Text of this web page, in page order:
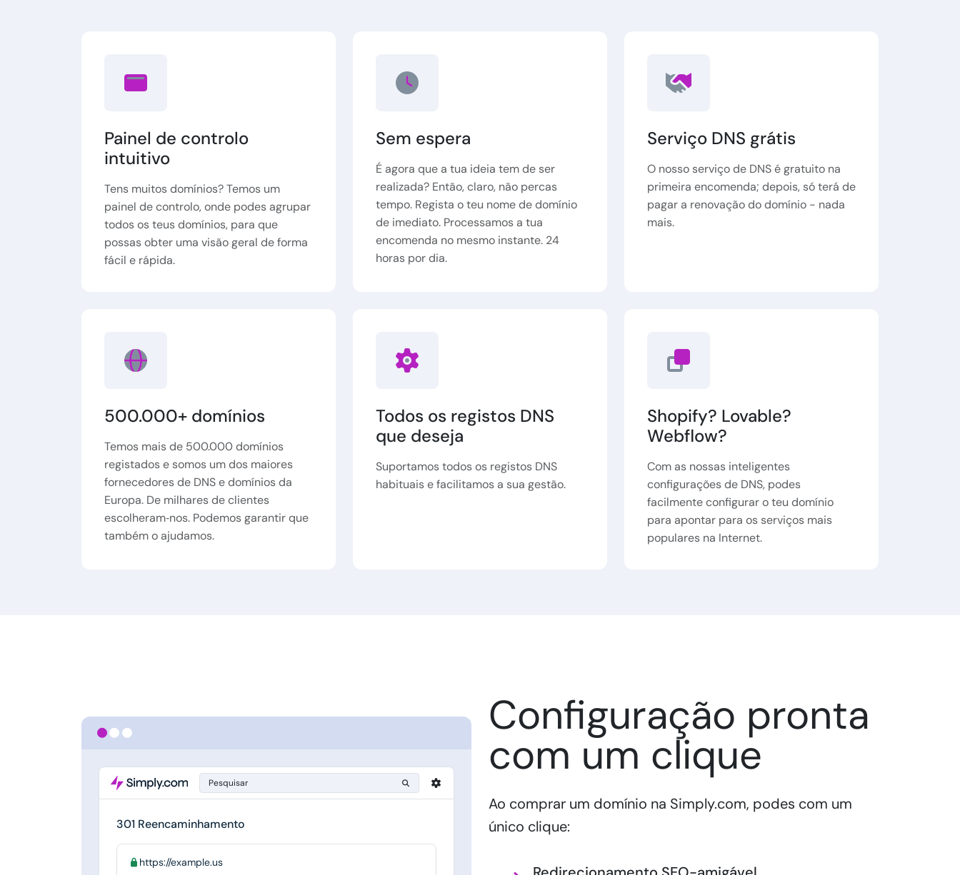
Painel de controlo
intuitivo
Tens muitos domínios? Temos um
painel de controlo, onde podes agrupar
todos os teus domínios, para que
possas obter uma visão geral de forma
fácil e rápida.
Sem espera
É agora que a tua ideia tem de ser
realizada? Então, claro, não percas
tempo. Regista o teu nome de domínio
de imediato. Processamos a tua
encomenda no mesmo instante. 24
horas por dia.
Serviço DNS grátis
O nosso serviço de DNS é gratuito na
primeira encomenda; depois, só terá de
pagar a renovação do domínio - nada
mais.
500.000+ domínios
Temos mais de 500.000 domínios
registados e somos um dos maiores
fornecedores de DNS e domínios da
Europa. De milhares de clientes
escolheram‑nos. Podemos garantir que
também o ajudamos.
Todos os registos DNS
que deseja
Suportamos todos os registos DNS
habituais e facilitamos a sua gestão.
Shopify? Lovable?
Webflow?
Com as nossas inteligentes
configurações de DNS, podes
facilmente configurar o teu domínio
para apontar para os serviços mais
populares na Internet.
Pesquisar
301 Reencaminhamento
https://example.us
Configuração pronta
com um clique
Ao comprar um domínio na Simply.com, podes com um
único clique: